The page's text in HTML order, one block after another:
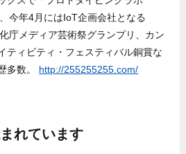
今年4月にはIoT企画会社となる
庁メディア芸術祭グランプリ、カン
ティビティ・フェスティバル銅賞な
多数。 http://255255255.com/
れています